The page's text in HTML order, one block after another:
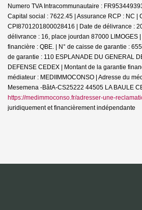
Numero TVA Intracommunautaire :
Capital social : 7622.45 | Assurance RCP : NC |
CPI8701201800028416 | Date de délivrance :
délivrance : 16, place jourdan 87000 LIMOGES
financière : QBE. | N° de caisse de garantie :
de garantie : 110 ESPLANADE DU GENERAL
DEFENSE CEDEX | Montant de la garantie
médiateur : MEDIIMMOCONSO | Adresse du
Mesemena -BâtA-CS25222 44505 LA BAULE
https://medimmoconso.fr/adresser-une-
juridiquement et financièrement indépendante